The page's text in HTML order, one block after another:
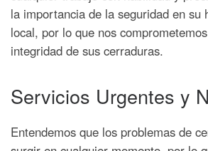
la importancia de la seguridad en su
local, por lo que nos
integridad de sus cerraduras.
Servicios Urgentes y
Entendemos que los problemas de